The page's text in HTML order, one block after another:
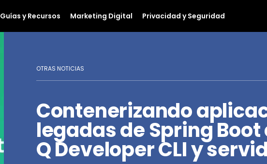
Guías y Recursos Marketing Digital Privacidad y Seguridad
OTRAS NOTICIAS
Contenerizando
legadas de Spring Boot
Q Developer CLI y